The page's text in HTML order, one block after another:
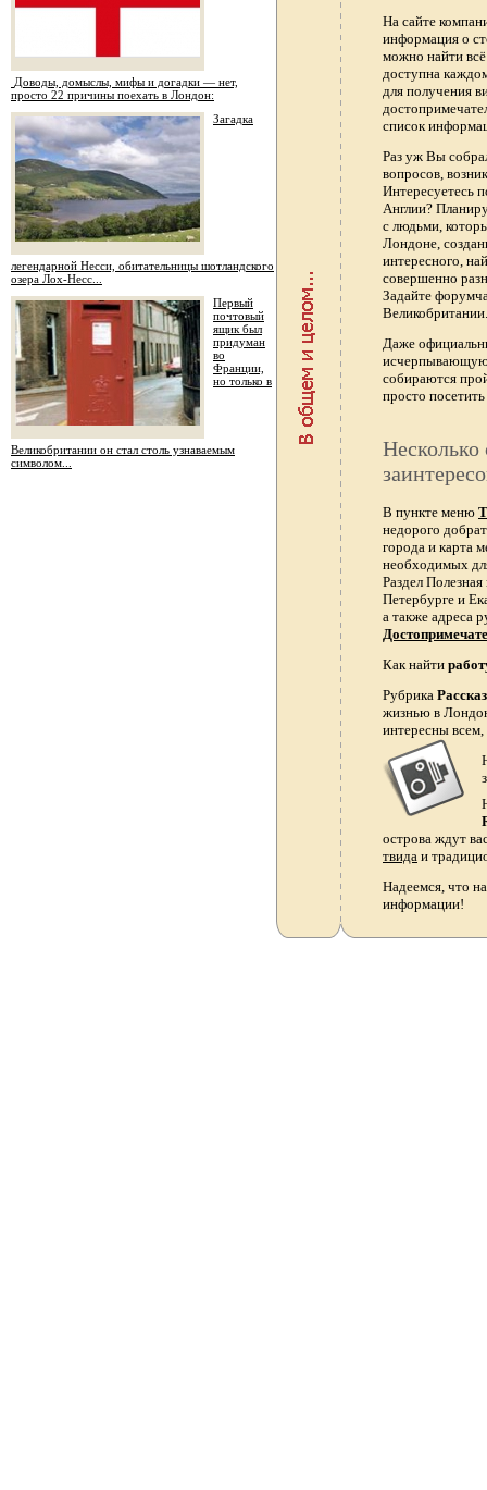
Доводы, домыслы, мифы и догадки — нет,
просто 22 причины поехать в Лондон:
Загадка
легендарной Несси, обитательницы шотландского
озера Лох-Несс...
Первый
почтовый
ящик был
придуман
во
Франции,
но только в
Великобритании он стал столь узнаваемым
символом...
На сайте
информация о
можно найти
доступна
для получения
список
Раз уж Вы
вопросов,
Интересуетесь
Англии?
с людьми,
Лондоне,
интересного,
совершенно
Задайте
Даже
исчерпывающую
собираются
просто
Несколько
В пункте меню
недорого
города и карта
необходимых
Раздел
Петербурге и
а также адреса
Как найти
Рубрика
жизнью в
интересны
острова ждут
твида и
Надеемся, что
информации!